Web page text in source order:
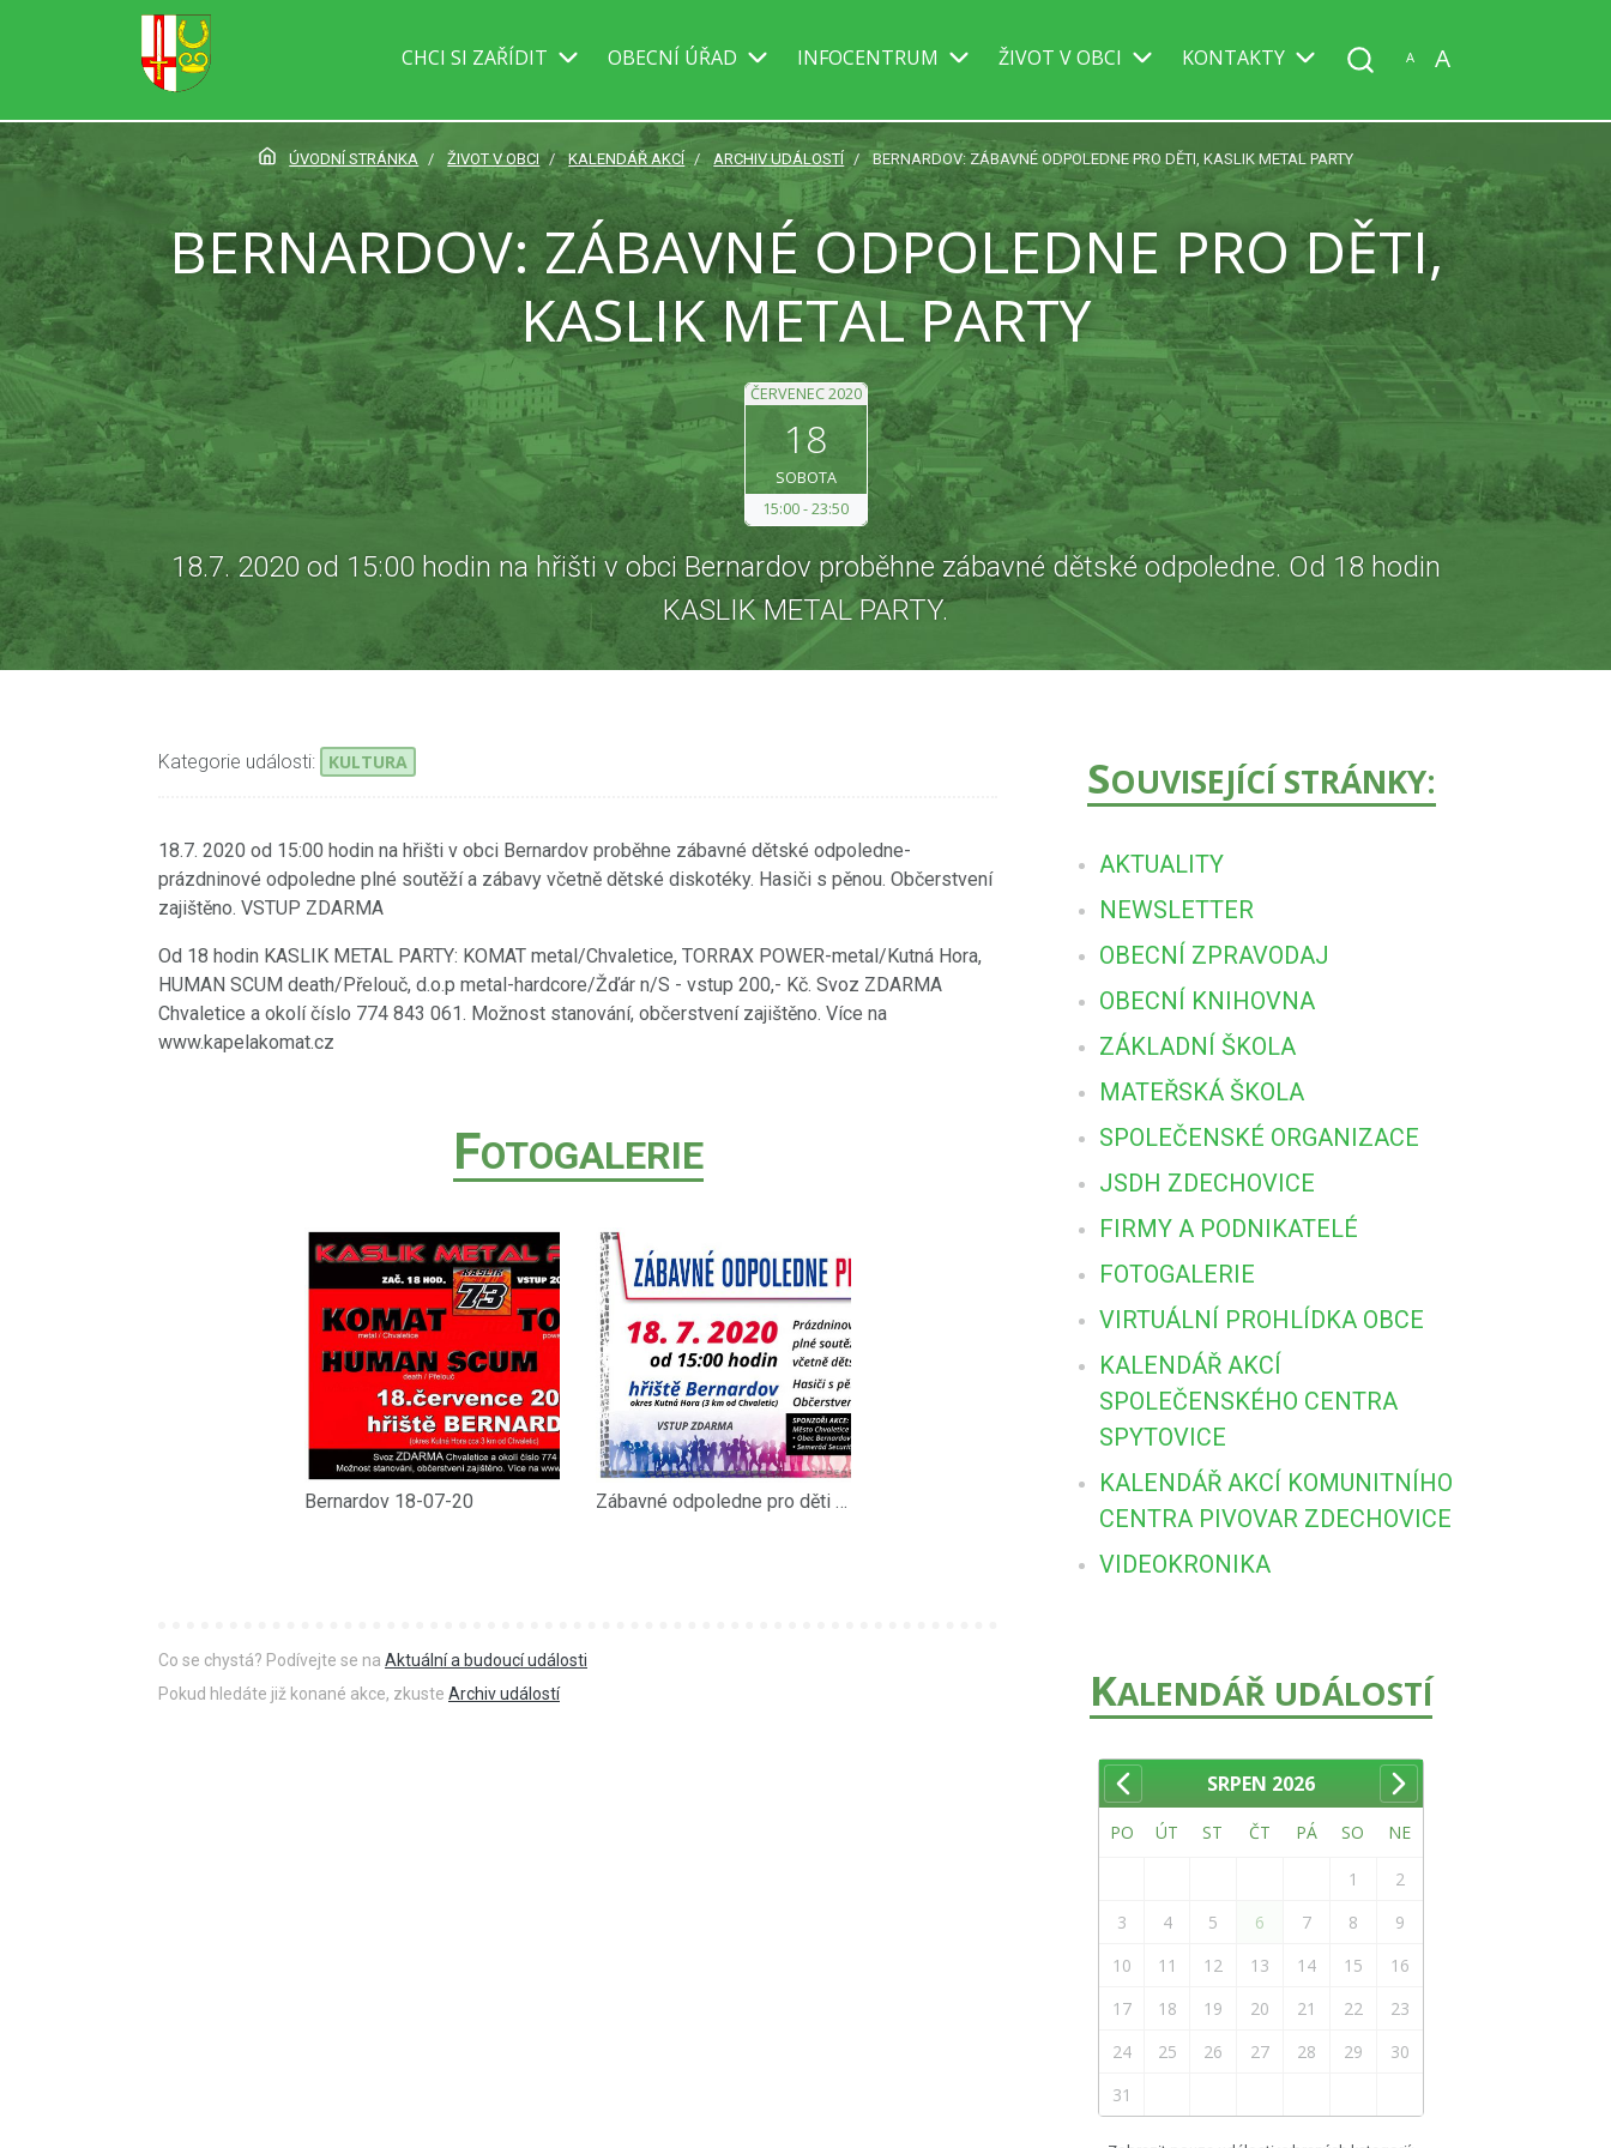
CHCI SI ZAŘÍDIT OBECNÍ ÚŘAD INFOCENTRUM ŽIVOT V OBCI KONTAKTY A A
ÚVODNÍ STRÁNKA ŽIVOT V OBCI KALENDÁŘ AKCÍ ARCHIV UDÁLOSTÍ BERNARDOV: ZÁBAVNÉ ODPOLEDNE PRO DĚTI, KASLIK METAL PARTY
BERNARDOV: ZÁBAVNÉ ODPOLEDNE PRO DĚTI,
KASLIK METAL PARTY
ČERVENEC 2020
18
SOBOTA
15:00 23:50
18.7. 2020 od 15:00 hodin na hřišti v obci Bernardov proběhne zábavné dětské odpoledne. Od 18 hodin
KASLIK METAL PARTY.
Kategorie události: KULTURA
18.7. 2020 od 15:00 hodin na hřišti v obci Bernardov proběhne zábavné dětské odpoledne-
prázdninové odpoledne plné soutěží a zábavy včetně dětské diskotéky. Hasiči s pěnou. Občerstvení
zajištěno. VSTUP ZDARMA
Od 18 hodin KASLIK METAL PARTY: KOMAT metal/Chvaletice, TORRAX POWER-metal/Kutná Hora,
HUMAN SCUM death/Přelouč, d.o.p metal-hardcore/Žďár n/S - vstup 200,- Kč. Svoz ZDARMA
Chvaletice a okolí číslo 774 843 061. Možnost stanování, občerstvení zajištěno. Více na
www.kapelakomat.cz
FOTOGALERIE
Bernardov 18-07-20 Zábavné odpoledne pro děti 18-07-20
Co se chystá? Podívejte se na Aktuální a budoucí události
Pokud hledáte již konané akce, zkuste Archiv událostí
SOUVISEJÍCÍ STRÁNKY:
AKTUALITY
NEWSLETTER
OBECNÍ ZPRAVODAJ
OBECNÍ KNIHOVNA
ZÁKLADNÍ ŠKOLA
MATEŘSKÁ ŠKOLA
SPOLEČENSKÉ ORGANIZACE
JSDH ZDECHOVICE
FIRMY A PODNIKATELÉ
FOTOGALERIE
VIRTUÁLNÍ PROHLÍDKA OBCE
KALENDÁŘ AKCÍ
SPOLEČENSKÉHO CENTRA
SPYTOVICE
KALENDÁŘ AKCÍ KOMUNITNÍHO
CENTRA PIVOVAR ZDECHOVICE
VIDEOKRONIKA
KALENDÁŘ UDÁLOSTÍ
SRPEN 2026
PO ÚT ST ČT PÁ SO NE
1
2
3
4 5 6 7 8
9
10
11 12 13 14 15
16
17
18 19 20 21 22
23
24
25 26 27 28 29
30
31